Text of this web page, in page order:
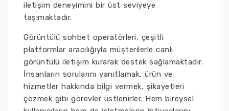
iletişim deneyimini bir üst seviyeye
taşımaktadır.
Görüntülü sohbet operatörleri, çeşitli
platformlar aracılığıyla müşterilerle canlı
görüntülü iletişim kurarak destek sağlamaktadır.
İnsanların sorularını yanıtlamak, ürün ve
hizmetler hakkında bilgi vermek, şikayetleri
çözmek gibi görevler üstlenirler. Hem bireysel